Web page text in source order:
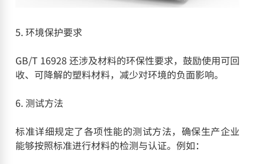
5. 环境保护要求
GB/T 16928 还涉及材料的环保性要求，鼓励使用可回
收、可降解的塑料材料，减少对环境的负面影响。
6. 测试方法
标准详细规定了各项性能的测试方法，确保生产企业
能够按照标准进行材料的检测与认证。例如：